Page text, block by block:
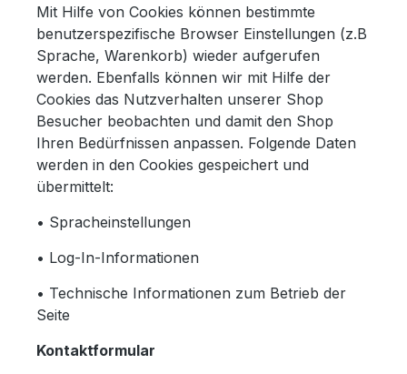
Mit Hilfe von Cookies können bestimmte
benutzerspezifische Browser Einstellungen (z.B
Sprache, Warenkorb) wieder aufgerufen
werden. Ebenfalls können wir mit Hilfe der
Cookies das Nutzverhalten unserer Shop
Besucher beobachten und damit den Shop
Ihren Bedürfnissen anpassen. Folgende Daten
werden in den Cookies gespeichert und
übermittelt:
• Spracheinstellungen
• Log-In-Informationen
• Technische Informationen zum Betrieb der
Seite
Kontaktformular